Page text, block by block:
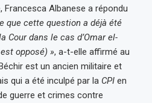
Francesca Albanese a répondu
que cette question a déjà été
Cour dans le cas d’Omar el-
opposé) », a-t-elle affirmé au
est un ancien militaire et
qui a été inculpé par la CPI en
guerre et crimes contre